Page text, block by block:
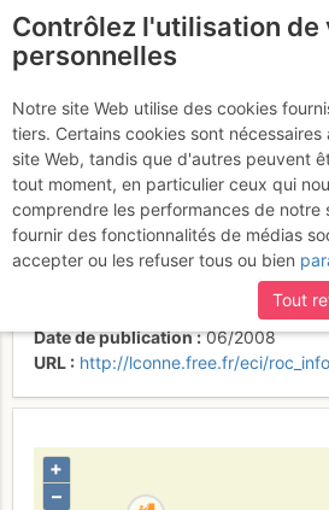
Roc-Infos #31
Activités
Auteur
ECI
Type de livre
magazine
Date de publication
06/2008
URL
http://lconne.free.fr/eci/
+
–
Contrôlez l'utilisation de
personnelles
Notre site Web utilise des cookies
tiers. Certains cookies sont
site Web, tandis que d'autres peuvent
tout moment, en particulier ceux qui
comprendre les performances de notre
fournir des fonctionnalités de médias
accepter ou les refuser tous ou bien
Tout